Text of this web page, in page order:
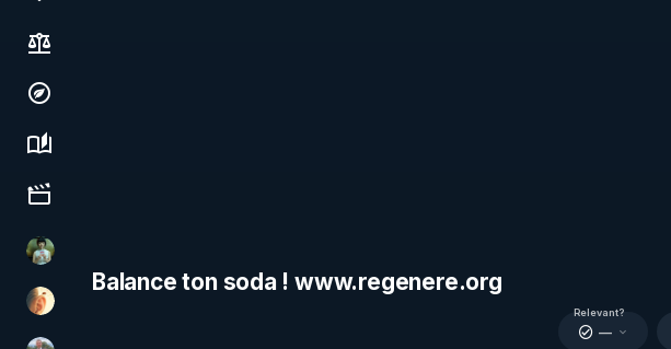
Society, justice & freedoms
Economy, environment & technology
Science, history & spirituality
Culture, media & entertainment
Sonmi-877
La Puce à l'oreille
Balance ton soda ! www.regenere.org
Relevant?
—